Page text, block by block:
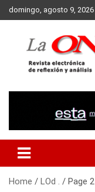
Skip
to
domingo, agosto 9, 2026
Home LOd . Page 2